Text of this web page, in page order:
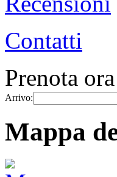
Contatti
Prenota ora
Arrivo:
Mappa